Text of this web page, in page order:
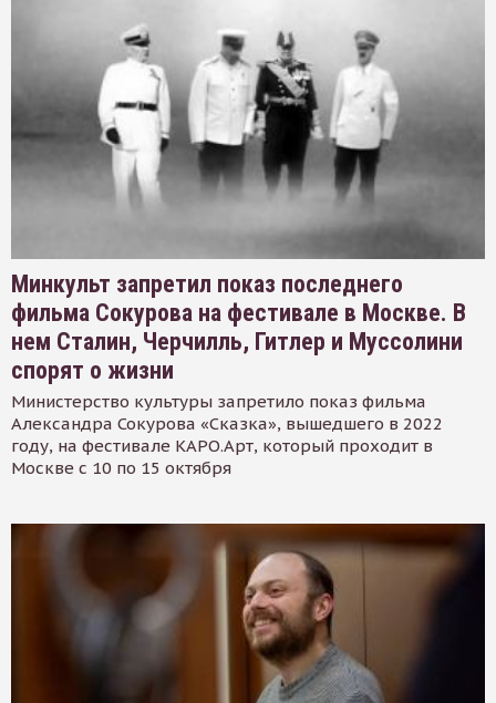
Минкульт запретил показ последнего
фильма Сокурова на фестивале в Москве. В
нем Сталин, Черчилль, Гитлер и Муссолини
спорят о жизни
Министерство культуры запретило показ фильма
Александра Сокурова «Сказка», вышедшего в 2022
году, на фестивале КАРО.Арт, который проходит в
Москве с 10 по 15 октября